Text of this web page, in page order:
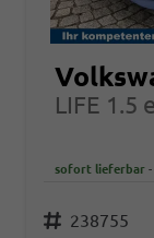
sofort lieferbar
Fahrzeugnr. 238755